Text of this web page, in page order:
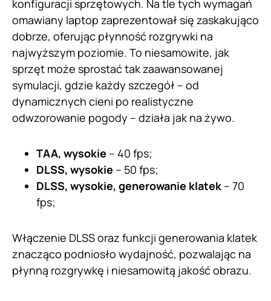
konfiguracji sprzętowych. Na tle tych wymagań
omawiany laptop zaprezentował się zaskakująco
dobrze, oferując płynność rozgrywki na
najwyższym poziomie. To niesamowite, jak
sprzęt może sprostać tak zaawansowanej
symulacji, gdzie każdy szczegół – od
dynamicznych cieni po realistyczne
odwzorowanie pogody – działa jak na żywo.
TAA, wysokie – 40 fps;
DLSS, wysokie – 50 fps;
DLSS, wysokie, generowanie klatek – 70
fps;
Włączenie DLSS oraz funkcji generowania klatek
znacząco podniosło wydajność, pozwalając na
płynną rozgrywkę i niesamowitą jakość obrazu.